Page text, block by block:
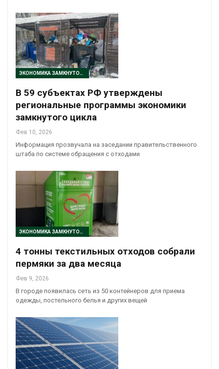
ЭКОНОМИКА ЗАМКНУТОГО ЦИКЛА
В 59 субъектах РФ утверждены
региональные программы экономики
замкнутого цикла
Фев 10, 2026
Информация прозвучала на заседании правительственного
штаба по системе обращения с отходами
ЭКОНОМИКА ЗАМКНУТОГО ЦИКЛА
4 тонны текстильных отходов собрали
пермяки за два месяца
Фев 9, 2026
В городе появилась сеть из 50 контейнеров для приема
одежды, постельного белья и других вещей